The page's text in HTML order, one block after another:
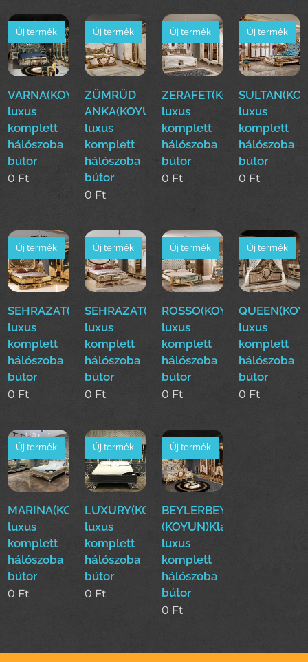
VARNA(KOYUN)Klasszikus
luxus
komplett
hálószoba
bútor
Új termék
0 Ft
ZÜMRÜD
ANKA(KOYUN)Klasszikus
luxus
komplett
hálószoba
bútor
Új termék
0 Ft
luxus
komplett
hálószoba
bútor
Új termék
0 Ft
luxus
komplett
hálószoba
bútor
Új termék
0 Ft
SEHRAZAT(KOYUN)Klasszikus
luxus
komplett
hálószoba
bútor
Új termék
0 Ft
SEHRAZAT(KOYUN)Klasszikus
luxus
komplett
hálószoba
bútor
Új termék
0 Ft
ROSSO(KOYUN)Klasszikus
luxus
komplett
hálószoba
bútor
Új termék
0 Ft
luxus
komplett
hálószoba
bútor
Új termék
0 Ft
MARINA(KOYUN)Klasszikus
luxus
komplett
hálószoba
bútor
Új termék
0 Ft
LUXURY(KOYUN)Klasszikus
luxus
komplett
hálószoba
bútor
Új termék
0 Ft
BEYLERBEYI
(KOYUN)Klasszikus
luxus
komplett
hálószoba
bútor
Új termék
0 Ft